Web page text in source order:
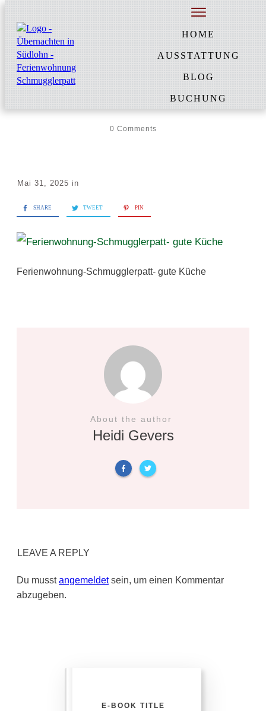
HOME
AUSSTATTUNG
BLOG
BUCHUNG
Ferienwohnung-
Schmugglerpatt- gute
0 Comments
Mai 31, 2025 in
SHARE TWEET PIN
Ferienwohnung-Schmugglerpatt- gute Küche
About the author
Heidi Gevers
LEAVE A REPLY
Du musstangemeldetsein, um einen Kommentar
abzugeben.
E-BOOK TITLE